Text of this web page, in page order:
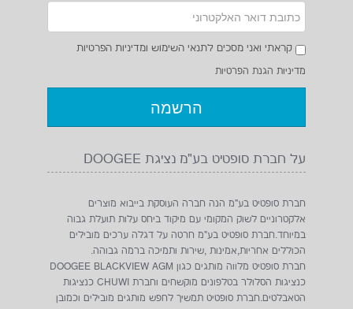
מחשב נייד ASUS VIVOBOOK אינץ
14
₪2399
BLACKVIEW W70 PRO
₪299
קראתי ואני מסכים לתנאי השימוש ומדיניות הפרטיות
מדיניות הגנת הפרטיות
על חברת סופטיט בע"מ נציגת DOOGEE
חברת סופטיט בע"מ הנה חברה העוסקת בייבוא מוצרים
אלקטרוניים לשוק המקומי עם מיקוד ביחס עלות תועלת גבוה
במיוחד.חברת סופטיט בע"מ חרטה על דגלה ערכים מובילים
הכוללים אחריות,אמינות ,שירות ותמיכה ברמה גבוהה.
חברת סופטיט מלווה מותגים כגון DOOGEE BLACKVIEW AGM
כנציגות הסלולר בטלפונים מוקשחים וחברת CHUWI כנציגות
הטאבלטים.חברת סופטיט תמשיך לחפש מותגים מובילים וכמובן